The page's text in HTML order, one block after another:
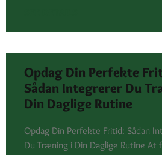
Opdag Din Perfekte
Sådan Integrerer Du
Din Daglige Rutine
Opdag Din Perfekte Fritid: Sådan
Du Træning i Din Daglige Rutine At